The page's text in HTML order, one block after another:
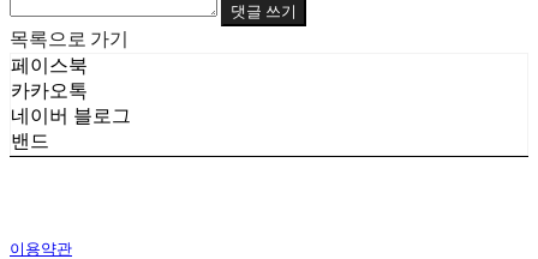
댓글 쓰기
목록으로 가기
페이스북
카카오톡
네이버 블로그
밴드
이용약관